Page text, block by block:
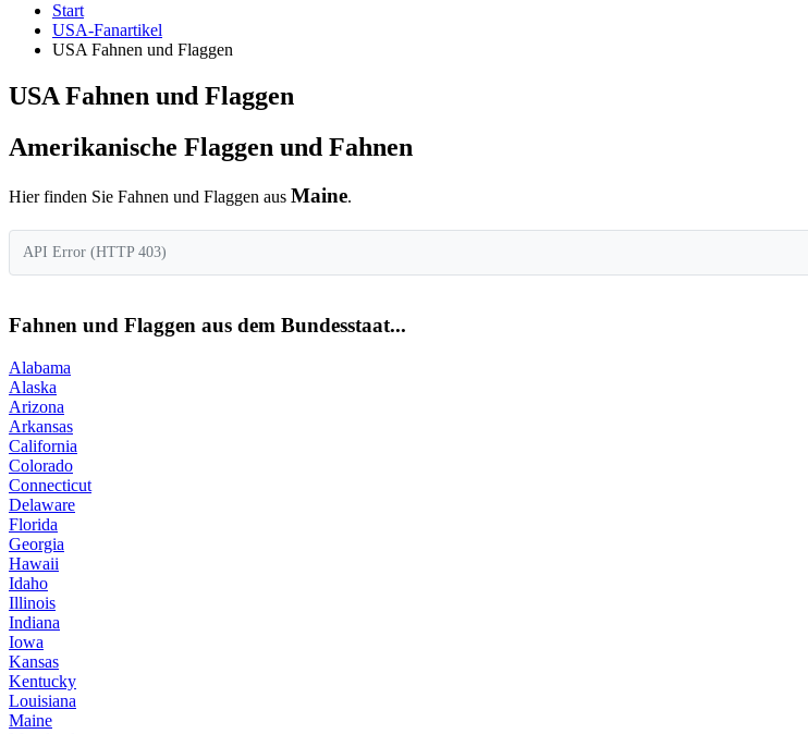
Start
USA-Fanartikel
USA Fahnen und Flaggen
USA Fahnen und Flaggen
Amerikanische Flaggen und Fahnen
Hier finden Sie Fahnen und Flaggen aus Maine.
API Error (HTTP 403)
Fahnen und Flaggen aus dem Bundesstaat...
Alabama
Alaska
Arizona
Arkansas
California
Colorado
Connecticut
Delaware
Florida
Georgia
Hawaii
Idaho
Illinois
Indiana
Iowa
Kansas
Kentucky
Louisiana
Maine